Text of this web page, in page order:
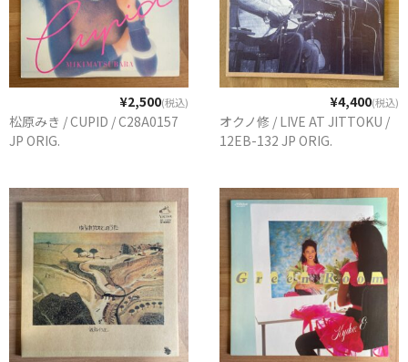
¥2,500(税込)
松原みき / CUPID / C28A0157
JP ORIG.
¥4,400(税込)
オクノ修 / LIVE AT JITTOKU /
12EB-132 JP ORIG.